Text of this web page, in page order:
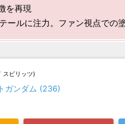
を再現
ルに注力。ファン視点での
スピリッツ)
ガンダム (236)